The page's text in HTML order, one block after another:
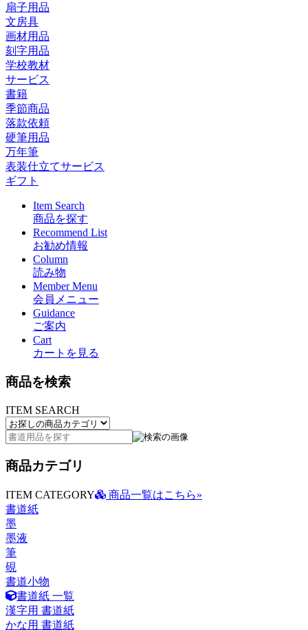
扇子用品
文房具
画材用品
刻字用品
学校教材
サービス
書籍
季節商品
落款依頼
硬筆用品
万年筆
表装仕立てサービス
ギフト
Item Search
商品を探す
Recommend List
お勧め情報
Column
読み物
Member Menu
会員メニュー
Guidance
ご案内
Cart
カートを見る
商品を検索
ITEM SEARCH
商品カテゴリ
ITEM CATEGORY
商品一覧はこちら»
書道紙
墨
墨液
筆
硯
書道小物
書道紙 一覧
漢字用 書道紙
かな用 書道紙